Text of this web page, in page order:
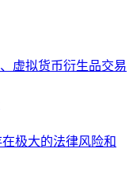
虚拟货币衍生品交易
极大的法律风险和